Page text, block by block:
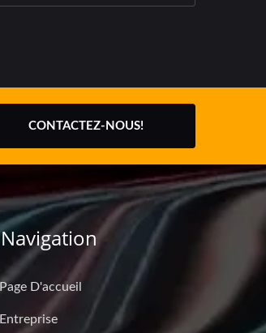
CONTACTEZ-NOUS!
Navigation
Page D'accueil
Entreprise